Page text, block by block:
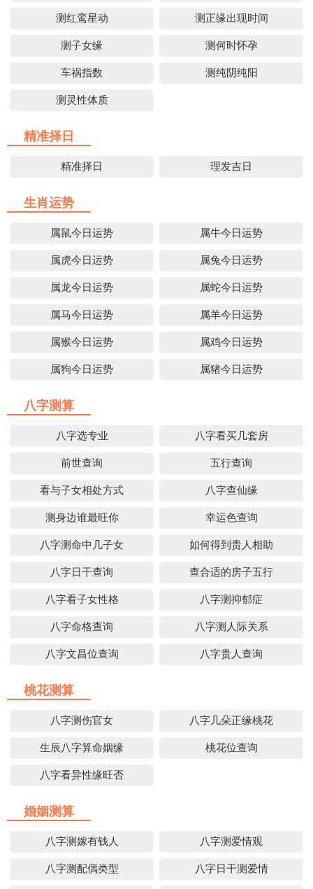
测红鸾星动 测正缘出现时间
测子女缘 测何时怀孕
车祸指数 测纯阴纯阳
测灵性体质
精准择日
精准择日 理发吉日
生肖运势
属鼠今日运势 属牛今日运势
属虎今日运势 属兔今日运势
属龙今日运势 属蛇今日运势
属马今日运势 属羊今日运势
属猴今日运势 属鸡今日运势
属狗今日运势 属猪今日运势
八字测算
八字选专业 八字看买几套房
前世查询 五行查询
看与子女相处方式 八字查仙缘
测身边谁最旺你 幸运色查询
八字测命中几子女 如何得到贵人相助
八字日干查询 查合适的房子五行
八字看子女性格 八字测抑郁症
八字命格查询 八字测人际关系
八字文昌位查询 八字贵人查询
桃花测算
八字测伤官女 八字几朵正缘桃花
生辰八字算命姻缘 桃花位查询
八字看异性缘旺否
婚姻测算
八字测嫁有钱人 八字测爱情观
八字测配偶类型 八字日干测爱情